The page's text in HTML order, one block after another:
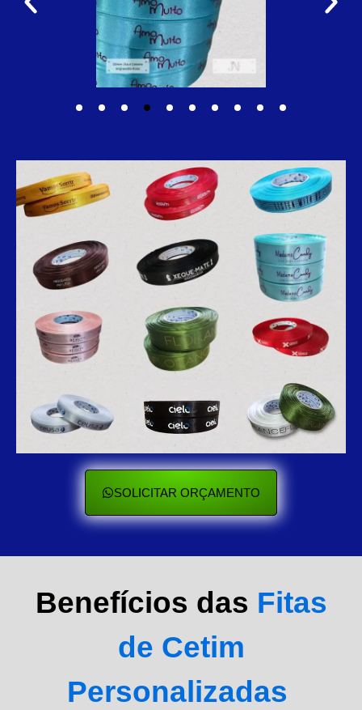
SOLICITAR ORÇAMENTO
Benefícios das Fitas
de Cetim
Personalizadas